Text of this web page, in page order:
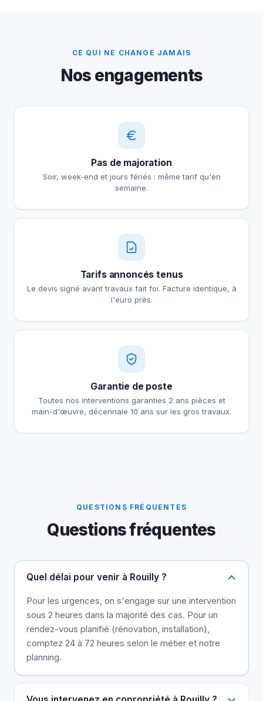
CE QUI NE CHANGE JAMAIS
Nos engagements
Pas de majoration
Soir, week-end et jours fériés : même tarif qu'en
semaine.
Tarifs annoncés tenus
Le devis signé avant travaux fait foi. Facture identique, à
l'euro près.
Garantie de poste
Toutes nos interventions garanties 2 ans pièces et
main-d'œuvre, décennale 10 ans sur les gros travaux.
QUESTIONS FRÉQUENTES
Questions fréquentes
Quel délai pour venir à Rouilly ?
Pour les urgences, on s'engage sur une intervention
sous 2 heures dans la majorité des cas. Pour un
rendez-vous planifié (rénovation, installation),
comptez 24 à 72 heures selon le métier et notre
planning.